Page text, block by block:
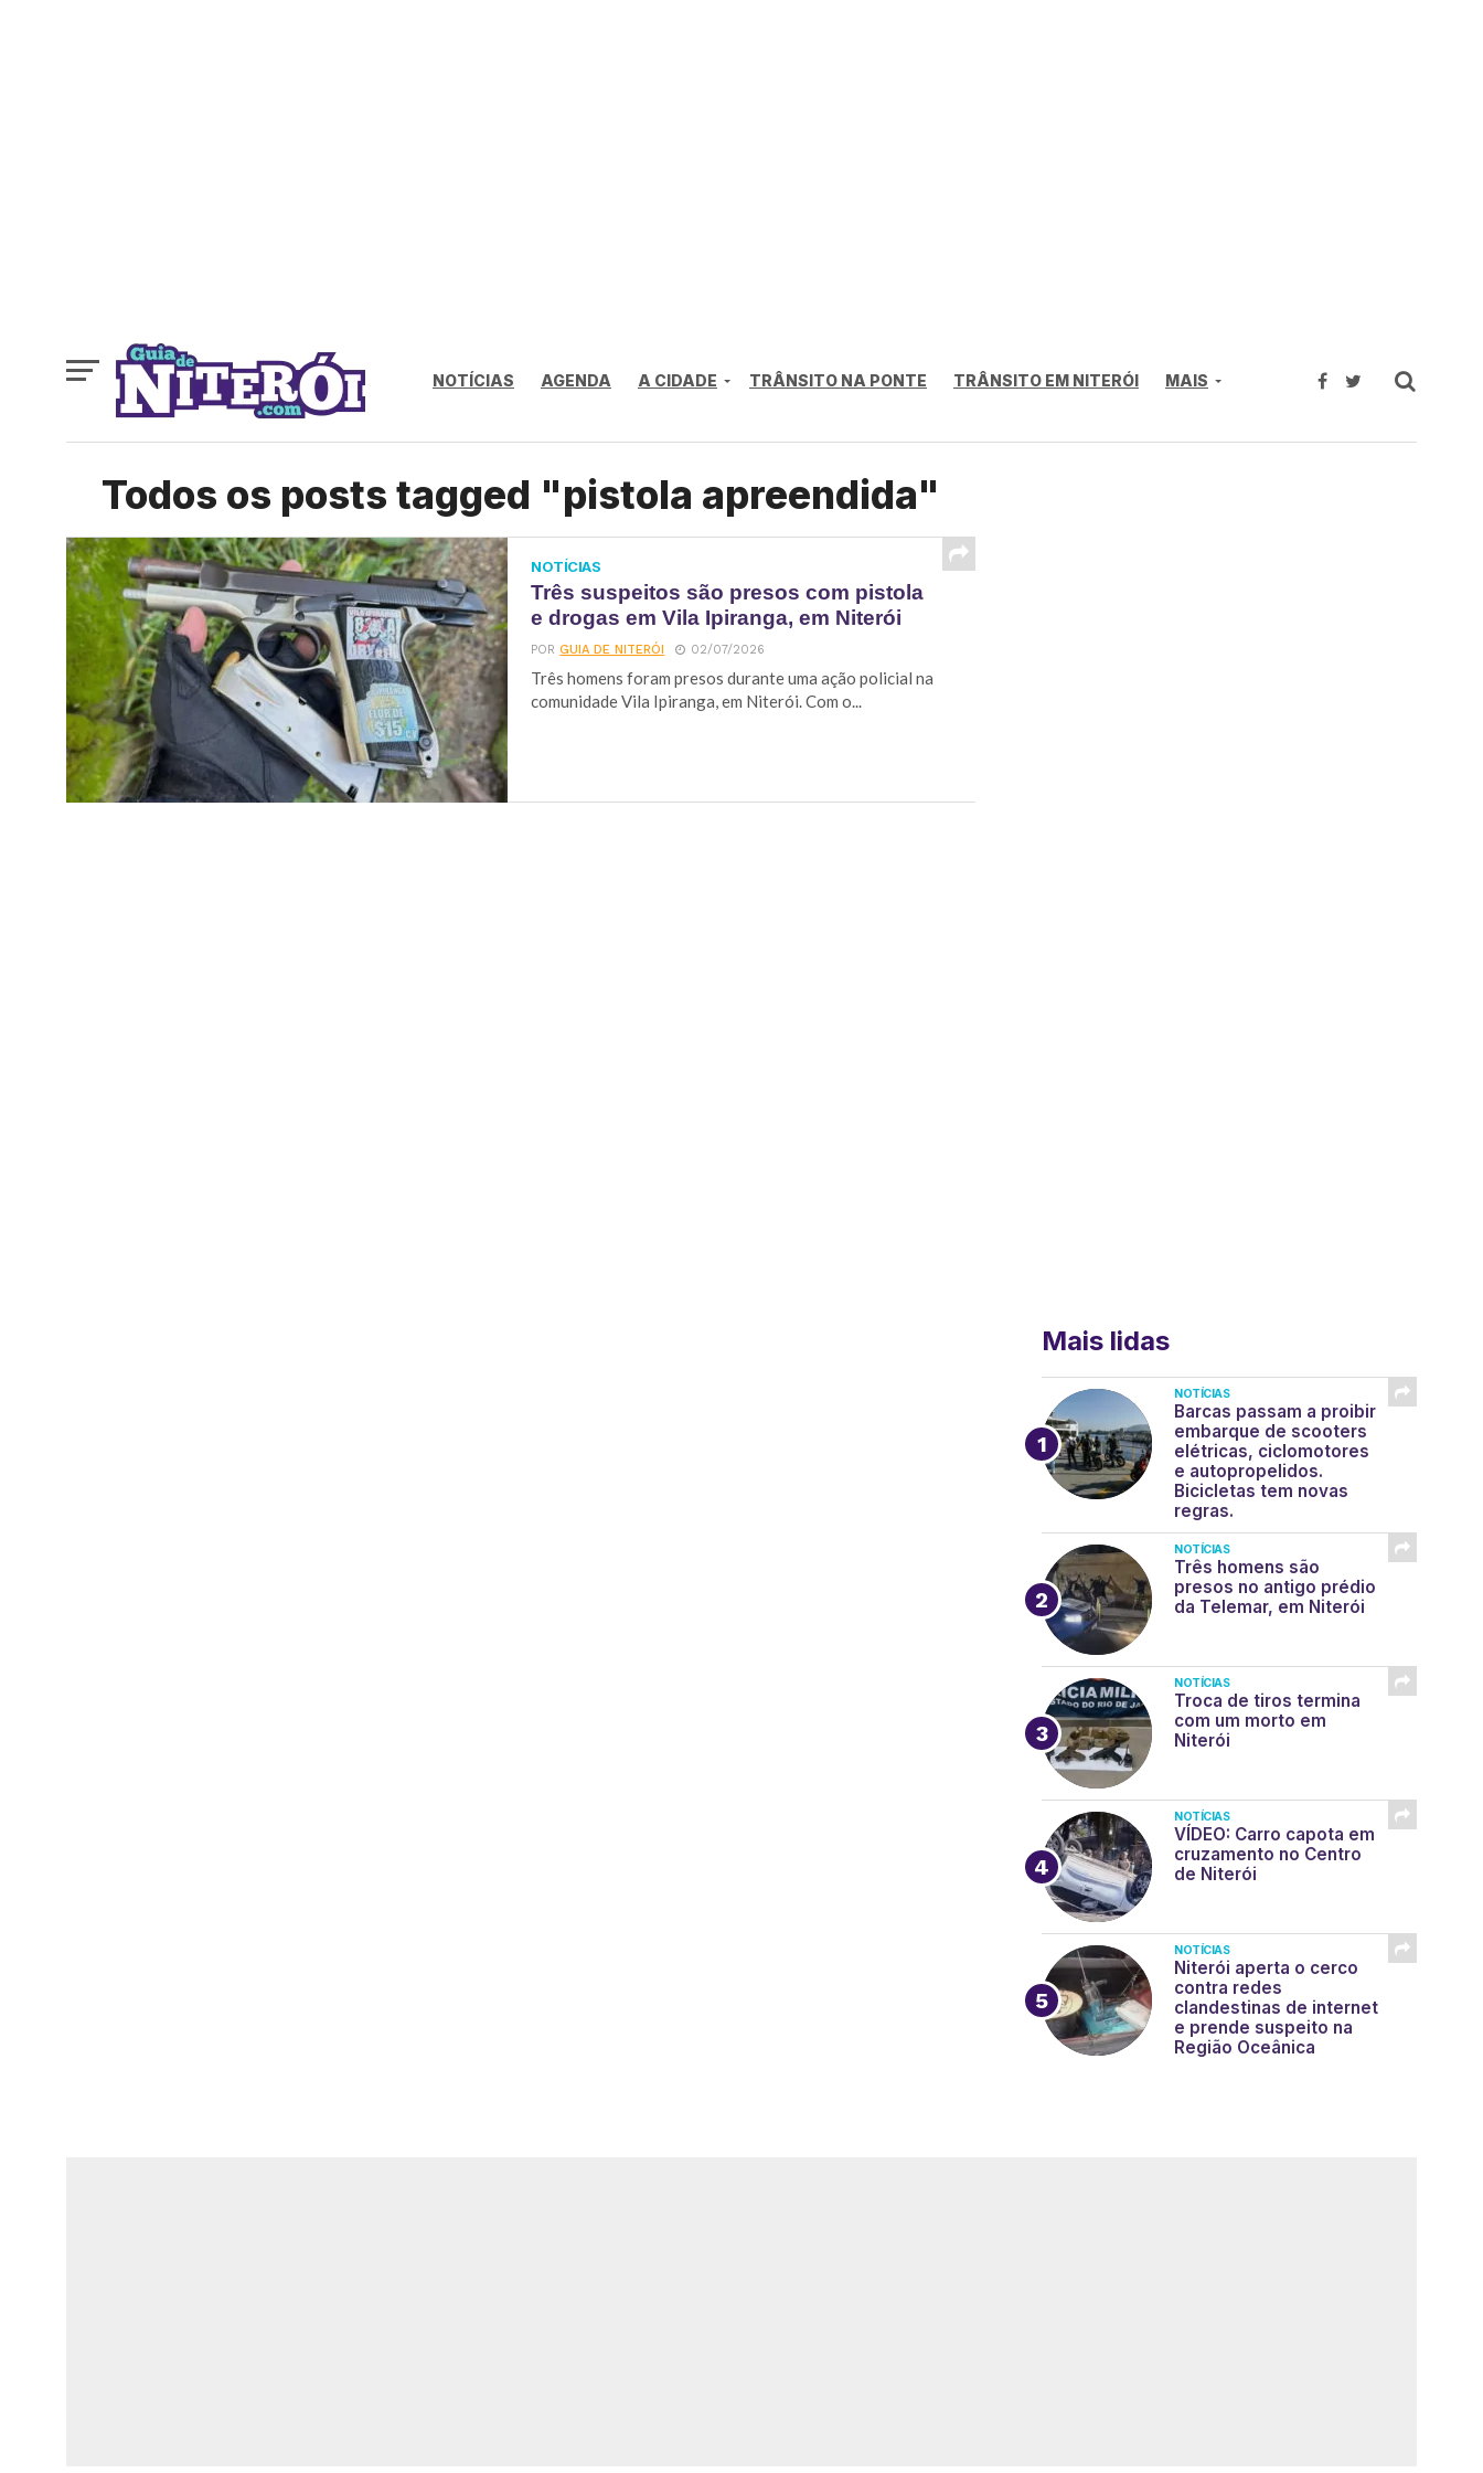
NOTÍCIAS AGENDA A CIDADE TRÂNSITO NA PONTE TRÂNSITO EM NITERÓI MAIS
Todos os posts tagged "pistola apreendida"
NOTÍCIAS
Três suspeitos são presos com pistola
e drogas em Vila Ipiranga, em Niterói
PORGUIA DE NITERÓI 02/07/2026
Três homens foram presos durante uma ação policial na
comunidade Vila Ipiranga, em Niterói. Com o...
Mais lidas
NOTÍCIAS
Barcas passam a proibir
embarque de scooters
elétricas, ciclomotores
e autopropelidos.
Bicicletas tem novas
regras.
NOTÍCIAS
Três homens são
presos no antigo prédio
da Telemar, em Niterói
NOTÍCIAS
Troca de tiros termina
com um morto em
Niterói
NOTÍCIAS
VÍDEO: Carro capota em
cruzamento no Centro
de Niterói
NOTÍCIAS
Niterói aperta o cerco
contra redes
clandestinas de internet
e prende suspeito na
Região Oceânica